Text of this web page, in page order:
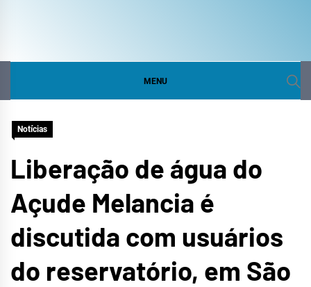
HIDROGRÁFICA DO
MENU
Notícias
Liberação de água do
Açude Melancia é
discutida com usuários
do reservatório, em São